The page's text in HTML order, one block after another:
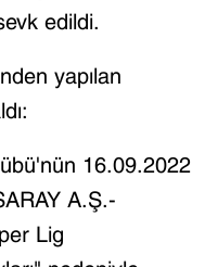
edildi.
yapılan
16.09.2022
A.Ş.-
Lig